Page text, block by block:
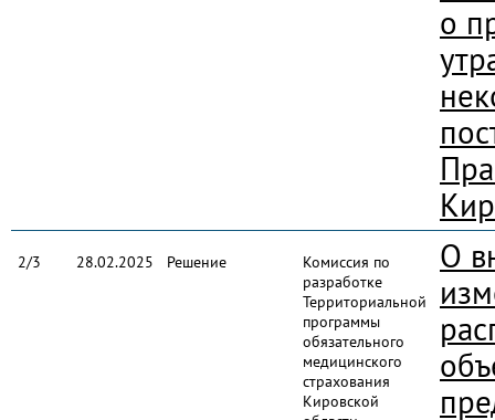
о
2/3 28.02.2025 Решение
Комиссия по
разработке
Территориальной
программы
обязательного
медицинского
страхования
Кировской
О